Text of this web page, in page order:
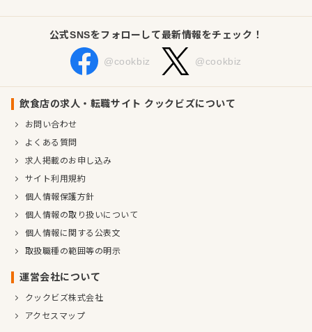
公式SNSをフォローして最新情報をチェック！
@cookbiz @cookbiz
飲食店の求人・転職サイト クックビズについて
お問い合わせ
よくある質問
求人掲載のお申し込み
サイト利用規約
個人情報保護方針
個人情報の取り扱いについて
個人情報に関する公表文
取扱職種の範囲等の明示
運営会社について
クックビズ株式会社
アクセスマップ